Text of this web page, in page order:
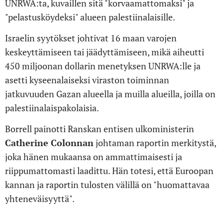
UNRWA:ta, kuvaillen sitä "korvaamattomaksi" ja
"pelastusköydeksi" alueen palestiinalaisille.
Israelin syytökset johtivat 16 maan varojen
keskeyttämiseen tai jäädyttämiseen, mikä aiheutti
450 miljoonan dollarin menetyksen UNRWA:lle ja
asetti kyseenalaiseksi viraston toiminnan
jatkuvuuden Gazan alueella ja muilla alueilla, joilla on
palestiinalaispakolaisia.
Borrell painotti Ranskan entisen ulkoministerin
Catherine Colonnanjohtaman raportin merkitystä,
joka hänen mukaansa on ammattimaisesti ja
riippumattomasti laadittu. Hän totesi, että Euroopan
kannan ja raportin tulosten välillä on "huomattavaa
yhteneväisyyttä".